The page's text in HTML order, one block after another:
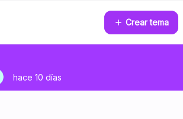
Crear tema
hace 10 días